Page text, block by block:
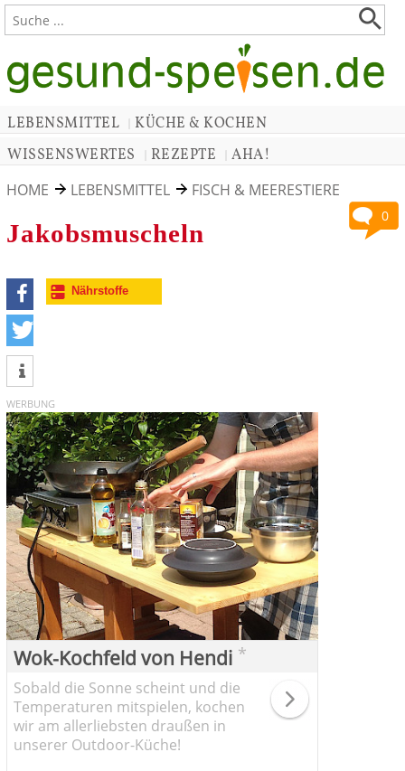
LEBENSMITTEL
KÜCHE & KOCHEN
WISSENSWERTES
REZEPTE
AHA!
HOME
LEBENSMITTEL FISCH & MEERESTIERE
0
Jakobsmuscheln
teilen
tweet
Nährstoffe
WERBUNG
Wok-Kochfeld von Hendi *
Sobald die Sonne scheint und die
Temperaturen mitspielen, kochen
wir am allerliebsten draußen in
unserer Outdoor-Küche!